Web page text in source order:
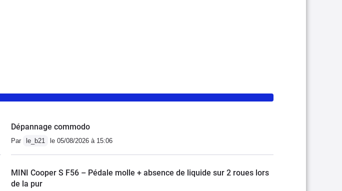
Dépannage commodo
Par le_b21 le 05/08/2026 à 15:06
MINI Cooper S F56 – Pédale molle + absence de liquide sur 2 roues lors
de la pur